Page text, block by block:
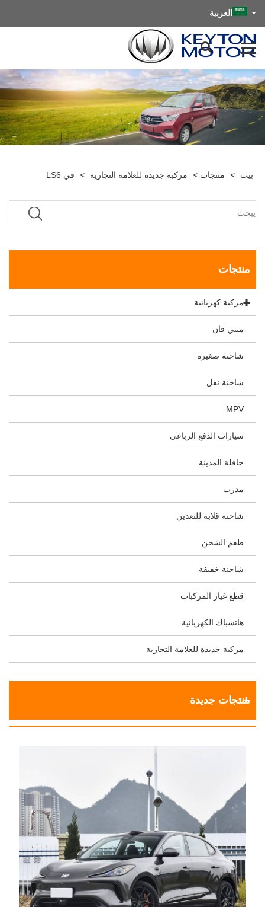
العربية
بيت > منتجات > مركبة جديدة للعلامة التجارية > في LS6
منتجات
مركبة كهربائية
ميني فان
شاحنة صغيرة
شاحنة نقل
MPV
سيارات الدفع الرباعي
حافلة المدينة
مدرب
شاحنة قلابة للتعدين
طقم الشحن
شاحنة خفيفة
قطع غيار المركبات
هاتشباك الكهربائية
مركبة جديدة للعلامة التجارية
منتجات جديدة